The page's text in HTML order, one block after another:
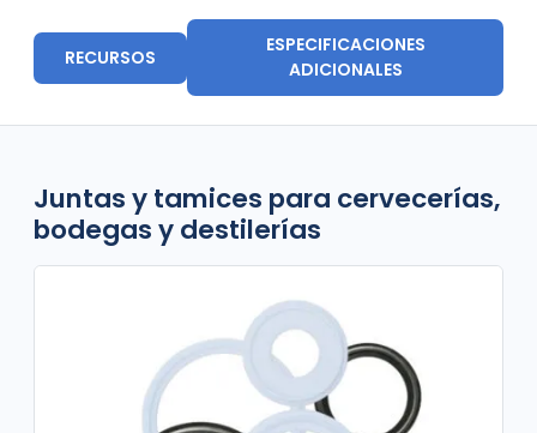
RECURSOS
ESPECIFICACIONES
ADICIONALES
Juntas y tamices para cervecerías,
bodegas y destilerías